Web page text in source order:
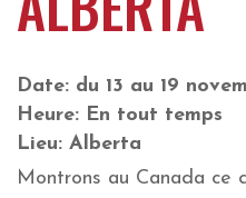
Date: du 13 au 19
Heure: En tout temps
Lieu: Alberta
Montrons au Canada ce